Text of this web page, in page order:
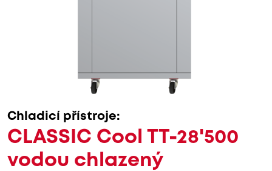
Chladicí přístroje:
CLASSIC Cool TT-28'500
vodou chlazený